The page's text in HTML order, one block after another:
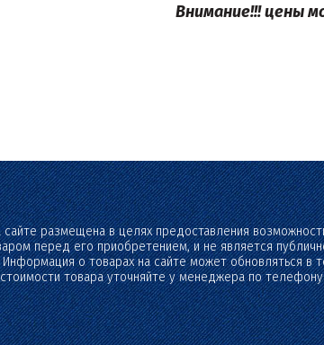
Внимание!!! цены
размещена в целях предоставления
перед его приобретением, и не является
о товарах на сайте может обновляться в
товара уточняйте у менеджера по